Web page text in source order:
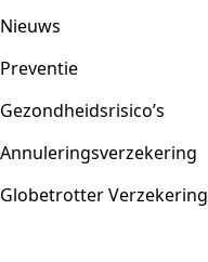
Nieuws
Preventie
Gezondheidsrisico’s
Annuleringsverzekering
Globetrotter Verzekering